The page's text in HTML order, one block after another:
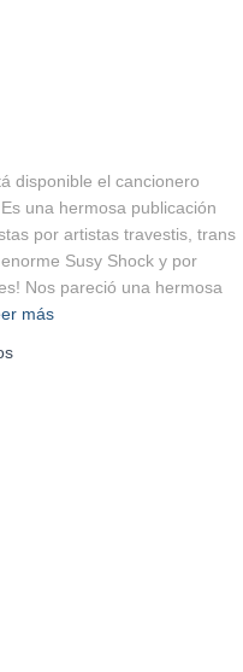
disponible el cancionero
una hermosa publicación
por artistas travestis, trans
Susy Shock y por
Nos pareció una hermosa
más